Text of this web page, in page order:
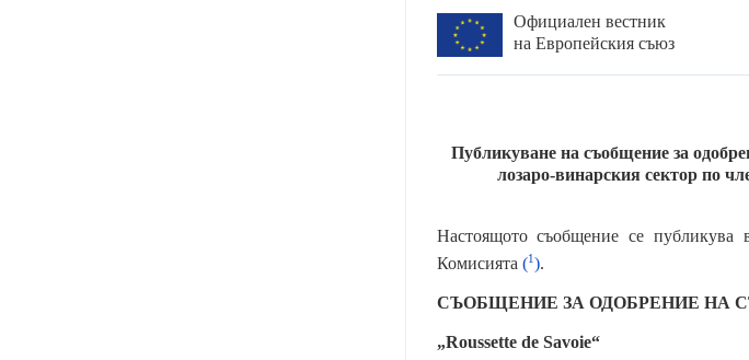
Официален вестник
на Европейския съюз
Публикуване на съобщение за
лозаро-винарския сектор по
Настоящото съобщение се
Комисията (1).
СЪОБЩЕНИЕ ЗА ОДОБРЕНИЕ НА
„Roussette de Savoie“